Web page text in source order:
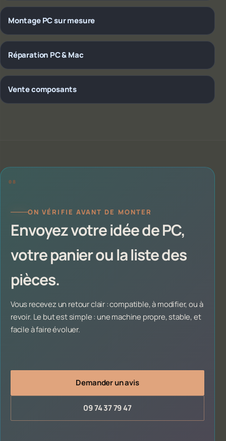
Montage PC sur mesure
Réparation PC & Mac
Vente composants
ON VÉRIFIE AVANT DE MONTER
Envoyez votre idée de PC,
votre panier ou la liste des
pièces.
Vous recevez un retour clair : compatible, à modifier, ou à
revoir. Le but est simple : une machine propre, stable, et
facile à faire évoluer.
Demander un avis
09 74 37 79 47